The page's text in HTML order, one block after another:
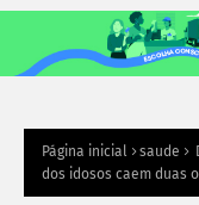
Página inicial saude
dos idosos caem duas